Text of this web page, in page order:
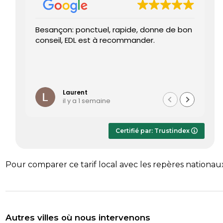
Besançon: ponctuel, rapide, donne de bon
conseil, EDL est à recommander.
Laurent
il y a 1 semaine
Certifié par: Trustindex
Pour comparer ce tarif local avec les repères
Autres villes où nous intervenons